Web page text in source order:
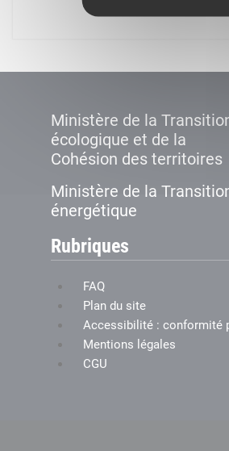
Ministère de la
écologique et de la
Cohésion des territoires
Ministère de la
énergétique
Rubriques
FAQ
Plan du site
Accessibilité : conformité
Mentions légales
CGU